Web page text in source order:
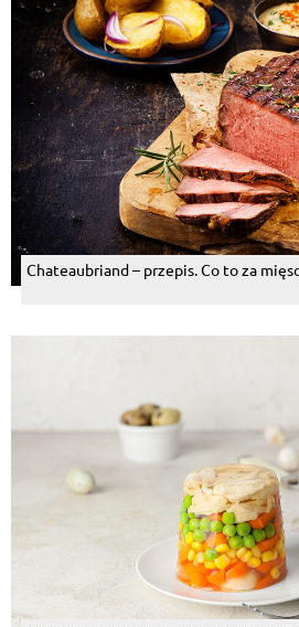
Chateaubriand – przepis. Co to za